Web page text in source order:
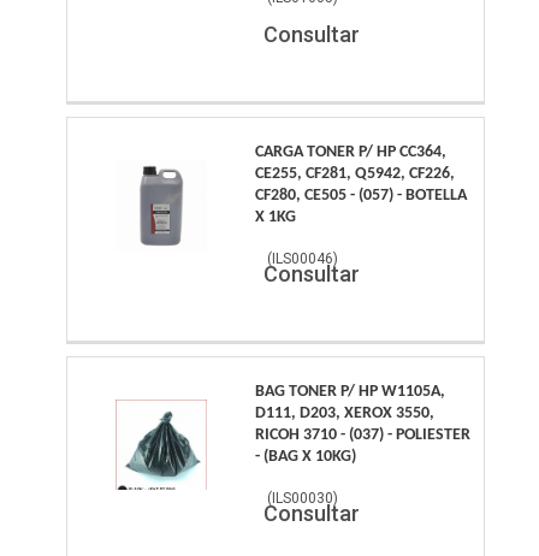
Consultar
CARGA TONER P/ HP CC364,
CE255, CF281, Q5942, CF226,
CF280, CE505 - (057) - BOTELLA
X 1KG
(ILS00046)
Consultar
BAG TONER P/ HP W1105A,
D111, D203, XEROX 3550,
RICOH 3710 - (037) - POLIESTER
- (BAG X 10KG)
(ILS00030)
Consultar